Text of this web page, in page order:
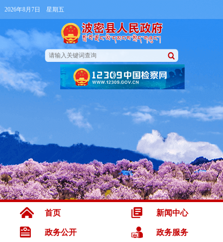
2026年8月7日 星期五
首页 新闻中心
政务公开 政务服务